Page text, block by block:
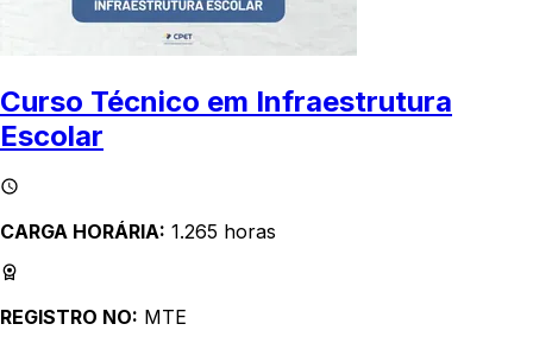
Curso Técnico em Infraestrutura
Escolar
CARGA HORÁRIA: 1.265 horas
REGISTRO NO: MTE